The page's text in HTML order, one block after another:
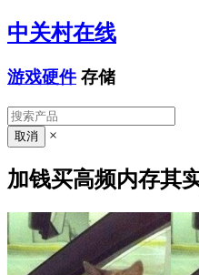
中关村在线
游戏硬件 存储
×
加钱买高频内存其